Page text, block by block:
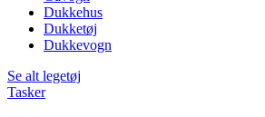
Dukkehus
Dukketøj
Dukkevogn
Se alt legetøj
Tasker